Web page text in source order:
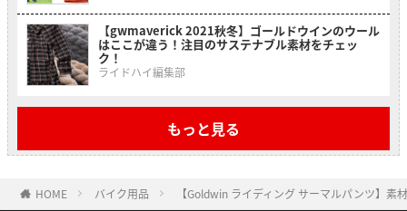
【gwmaverick 2021秋冬】ゴールドウインのウール
はここが違う！注目のサステナブル素材をチェッ
ク！
ライドハイ編集部
もっと見る
HOME バイク用品 【Goldwin ライディング サーマルパンツ】